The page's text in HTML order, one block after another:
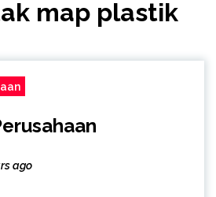
map plastik
ago